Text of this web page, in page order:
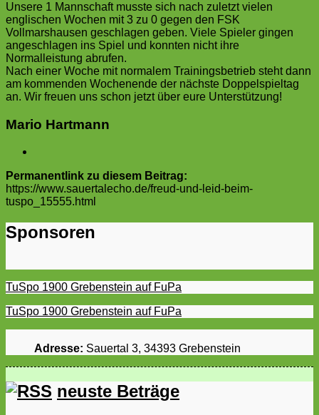
Unsere 1 Mannschaft musste sich nach zuletzt vielen
englischen Wochen mit 3 zu 0 gegen den FSK
Vollmarshausen geschlagen geben. Viele Spieler gingen
angeschlagen ins Spiel und konnten nicht ihre
Normalleistung abrufen.
Nach einer Woche mit normalem Trainingsbetrieb steht dann
am kommenden Wochenende der nächste Doppelspieltag
an. Wir freuen uns schon jetzt über eure Unterstützung!
Mario Hartmann
Permanentlink zu diesem Beitrag:
https://www.sauertalecho.de/freud-und-leid-beim-
tuspo_15555.html
Sponsoren
TuSpo 1900 Grebenstein auf FuPa
TuSpo 1900 Grebenstein auf FuPa
Adresse: Sauertal 3, 34393 Grebenstein
neuste Beträge